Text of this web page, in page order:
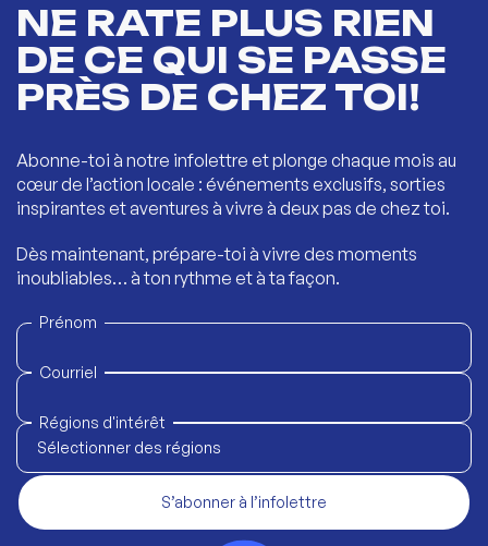
NE RATE PLUS RIEN
DE CE QUI SE PASSE
PRÈS DE CHEZ TOI!
Abonne-toi à notre infolettre et plonge chaque mois au
cœur de l’action locale : événements exclusifs, sorties
inspirantes et aventures à vivre à deux pas de chez toi.
Dès maintenant, prépare-toi à vivre des moments
inoubliables… à ton rythme et à ta façon.
Prénom
Courriel
Régions d'intérêt
Sélectionner des régions
S’abonner à l’infolettre